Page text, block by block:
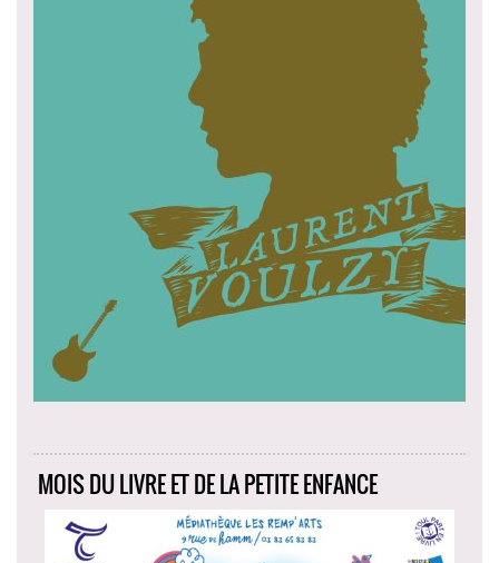
MOIS DU LIVRE ET DE LA PETITE ENFANCE